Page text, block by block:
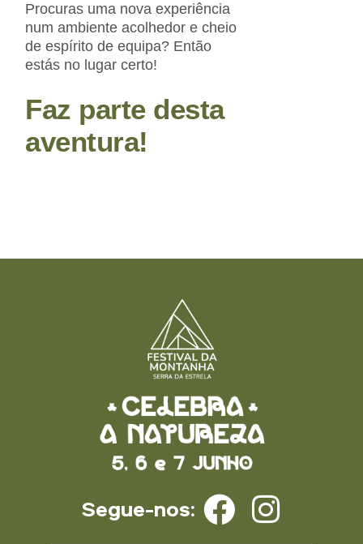
Procuras uma nova experiência
num ambiente acolhedor e cheio
de espírito de equipa? Então
estás no lugar certo!
Faz partedesta
aventura!
Segue-nos: